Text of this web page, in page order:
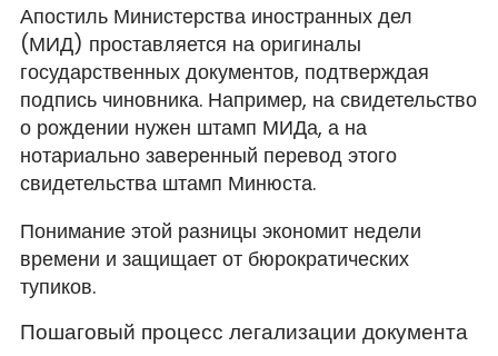
Апостиль Министерства иностранных дел
(МИД) проставляется на оригиналы
государственных документов, подтверждая
подпись чиновника. Например, на свидетельство
о рождении нужен штамп МИДа, а на
нотариально заверенный перевод этого
свидетельства штамп Минюста.
Понимание этой разницы экономит недели
времени и защищает от бюрократических
тупиков.
Пошаговый процесс легализации документа